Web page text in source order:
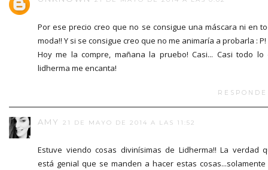
Por ese precio creo que no se consigue una máscara ni en
moda!! Y si se consigue creo que no me animaría a probarla : P!
Hoy me la compre, mañana la pruebo! Casi... Casi todo lo
lidherma me encanta!
AMY 21 DE MAYO DE 2014 A LAS 11:52
Estuve viendo cosas divinísimas de Lidherma!! La verdad
está genial que se manden a hacer estas cosas...solamente